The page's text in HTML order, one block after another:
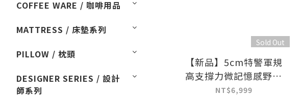
COFFEE WARE / 咖啡用品
MATTRESS / 床墊系列
PILLOW / 枕頭
DESIGNER SERIES / 設計
師系列
Sold Out
【新品】5cm特警軍規
高支撐力微記憶感野戰
輕量薄墊雙人特大6X7尺
NT$6,999